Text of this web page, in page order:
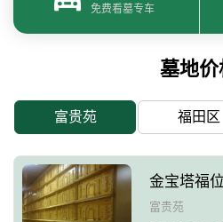
免费看墓专车
墓地价
富贵苑 福田区
金宝塔福
富贵苑